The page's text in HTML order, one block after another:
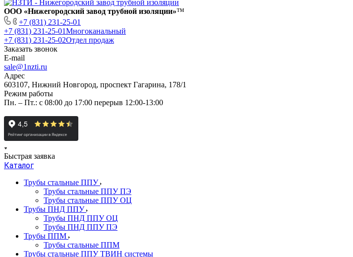
ООО «Нижегородский завод трубной изоляции»™
+7 (831) 231-25-01
+7 (831) 231-25-01Многоканальный
+7 (831) 231-25-02Отдел продаж
Заказать звонок
E-mail
sale@1nzti.ru
Адрес
603107, Нижний Новгород, проспект Гагарина, 178/1
Режим работы
Пн. – Пт.: с 08:00 до 17:00 перерыв 12:00-13:00
Быстрая заявка
Каталог
Трубы стальные ППУ
Трубы стальные ППУ ПЭ
Трубы стальные ППУ ОЦ
Трубы ПНД ППУ
Трубы ПНД ППУ ОЦ
Трубы ПНД ППУ ПЭ
Трубы ППМ
Трубы стальные ППМ
Трубы стальные ППУ ТВИН системы